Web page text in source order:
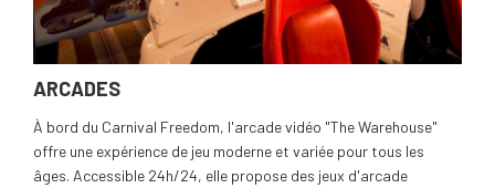
ARCADES
À bord du Carnival Freedom, l'arcade vidéo "The Warehouse"
offre une expérience de jeu moderne et variée pour tous les
âges. Accessible 24h/24, elle propose des jeux d'arcade